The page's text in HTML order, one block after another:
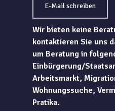
E-Mail schreiben
Wir bieten keine
kontaktieren Sie uns
um Beratung in
Einbürgerung/
Arbeitsmarkt,
Wohnungssuche,
Pratika.